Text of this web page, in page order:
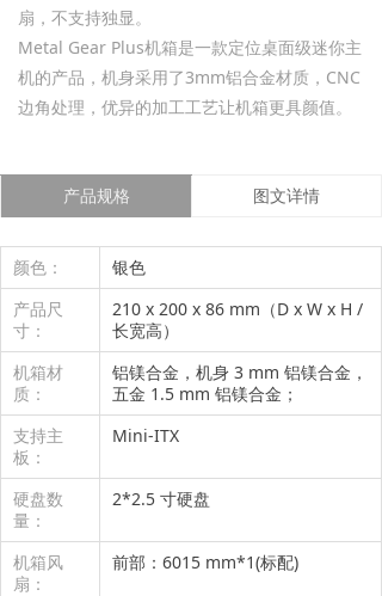
扇，不支持独显。
Metal Gear Plus机箱是一款定位桌面级迷你主
机的产品，机身采用了3mm铝合金材质，CNC
边角处理，优异的加工工艺让机箱更具颜值。
产品规格 图文详情
颜色：
银色
产品尺
寸：
210 x 200 x 86 mm（D x W x H /
长宽高）
机箱材
质：
铝镁合金，机身 3 mm 铝镁合金，
五金 1.5 mm 铝镁合金；
支持主
板：
Mini-ITX
硬盘数
量：
2*2.5 寸硬盘
机箱风
扇：
前部：6015 mm*1(标配)